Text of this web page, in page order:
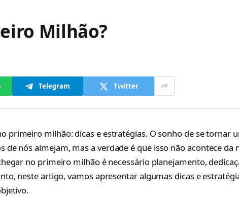
Milhão?
Telegram Twitter
primeiro milhão: dicas e estratégias. O sonho de se tornar
de nós almejam, mas a verdade é que isso não acontece da
no primeiro milhão é necessário planejamento,
neste artigo, vamos apresentar algumas dicas e